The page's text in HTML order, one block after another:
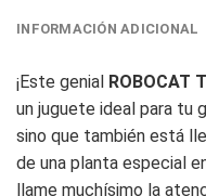
INFORMACIÓN ADICIONAL
¡Este genial ROBOCAT
un juguete ideal para tu
sino que también está
de una planta especial
llame muchísimo la